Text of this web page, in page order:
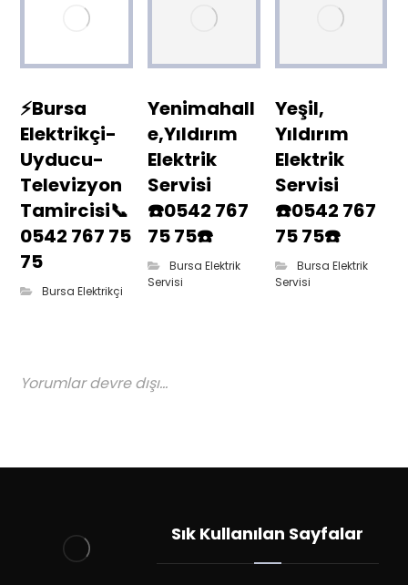
⚡Bursa
Elektrikçi-
Uyducu-
Televizyon
Tamircisi📞
0542 767 75
75
Bursa Elektrikçi
Yenimahall
e,Yıldırım
Elektrik
Servisi
☎️0542 767
75 75☎️
Bursa Elektrik
Servisi
Yeşil,
Yıldırım
Elektrik
Servisi
☎️0542 767
75 75☎️
Bursa Elektrik
Servisi
Yorumlar devre dışı...
Sık Kullanılan Sayfalar